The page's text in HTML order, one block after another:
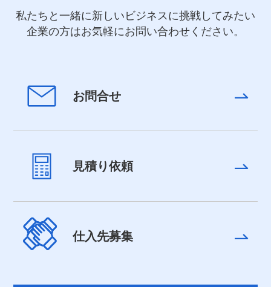
私たちと一緒に新しいビジネスに挑戦してみたい
企業の方はお気軽にお問い合わせください。
お問合せ
見積り依頼
仕入先募集